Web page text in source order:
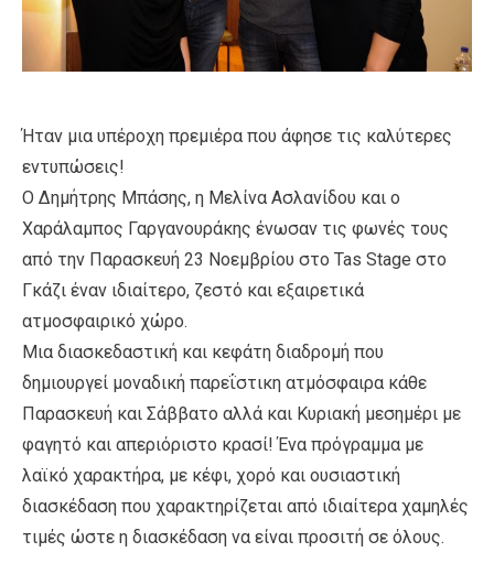
Ήταν μια υπέροχη πρεμιέρα που άφησε τις καλύτερες
εντυπώσεις!
Ο Δημήτρης Μπάσης, η Μελίνα Ασλανίδου και ο
Χαράλαμπος Γαργανουράκης ένωσαν τις φωνές τους
από την Παρασκευή 23 Νοεμβρίου στο Tas Stage στο
Γκάζι έναν ιδιαίτερο, ζεστό και εξαιρετικά
ατμοσφαιρικό χώρο.
Μια διασκεδαστική και κεφάτη διαδρομή που
δημιουργεί μοναδική παρεΐστικη ατμόσφαιρα κάθε
Παρασκευή και Σάββατο αλλά και Κυριακή μεσημέρι με
φαγητό και απεριόριστο κρασί! Ένα πρόγραμμα με
λαϊκό χαρακτήρα, με κέφι, χορό και ουσιαστική
διασκέδαση που χαρακτηρίζεται από ιδιαίτερα χαμηλές
τιμές ώστε η διασκέδαση να είναι προσιτή σε όλους.